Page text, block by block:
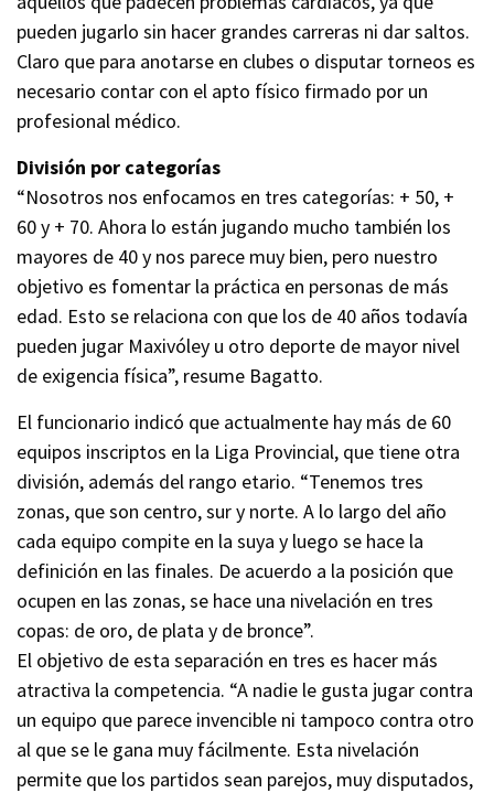
pueden jugarlo sin hacer grandes carreras ni dar saltos.
Claro que para anotarse en clubes o disputar torneos es
necesario contar con el apto físico firmado por un
profesional médico.
División por categorías
“Nosotros nos enfocamos en tres categorías: + 50, +
60 y + 70. Ahora lo están jugando mucho también los
mayores de 40 y nos parece muy bien, pero nuestro
objetivo es fomentar la práctica en personas de más
edad. Esto se relaciona con que los de 40 años todavía
pueden jugar Maxivóley u otro deporte de mayor nivel
de exigencia física”, resume Bagatto.
El funcionario indicó que actualmente hay más de 60
equipos inscriptos en la Liga Provincial, que tiene otra
división, además del rango etario. “Tenemos tres
zonas, que son centro, sur y norte. A lo largo del año
cada equipo compite en la suya y luego se hace la
definición en las finales. De acuerdo a la posición que
ocupen en las zonas, se hace una nivelación en tres
copas: de oro, de plata y de bronce”.
El objetivo de esta separación en tres es hacer más
atractiva la competencia. “A nadie le gusta jugar contra
un equipo que parece invencible ni tampoco contra otro
al que se le gana muy fácilmente. Esta nivelación
permite que los partidos sean parejos, muy disputados,